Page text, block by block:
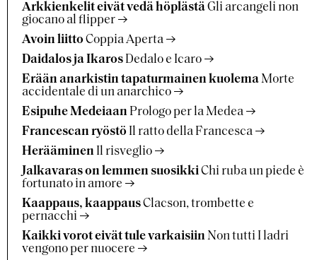
Arkkienkelit eivät vedä höplästäGli arcangeli non
giocano al flipper
Avoin liittoCoppia Aperta
Daidalos ja Ikaros Dedalo e Icaro
Erään anarkistin tapaturmainen kuolemaMorte
accidentale di un anarchico
Esipuhe Medeiaan Prologo per la Medea
Francescan ryöstö Il ratto della Francesca
Herääminen Il risveglio
Jalkavaras on lemmen suosikkiChi ruba un piede è
fortunato in amore
Kaappaus, kaappausClacson, trombette e
pernacchi
Kaikki vorot eivät tule varkaisiinNon tutti I ladri
vengono per nuocere